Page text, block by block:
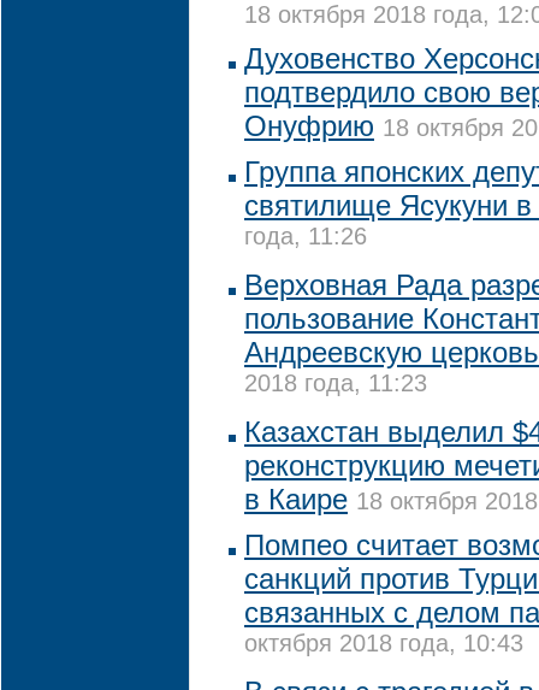
18 октября 2018 года,
Духовенство
подтвердило свою
Онуфрию 18 октября
Группа японских
святилище Ясукуни в
года, 11:26
Верховная Рада
пользование
Андреевскую
2018 года, 11:23
Казахстан выделил
реконструкцию
в Каире 18 октября
Помпео считает
санкций против
связанных с делом
октября 2018 года, 10:43